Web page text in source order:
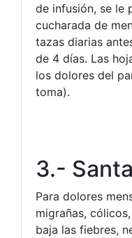
de infusión, se le
cucharada de
tazas diarias
de 4 días. Las
los dolores del
toma).
3.-
Para dolores
migrañas,
baja las fiebres,